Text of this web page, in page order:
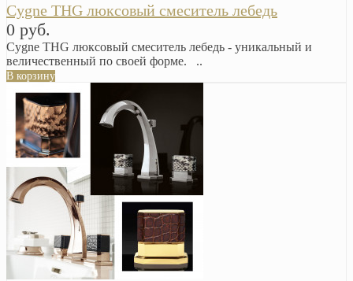
Cygne THG люксовый смеситель лебедь
0 руб.
Cygne THG люксовый смеситель лебедь - уникальный и
величественный по своей форме. ..
В корзину